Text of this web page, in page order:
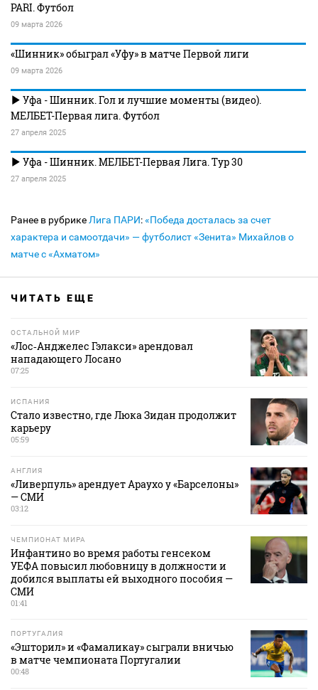
PARI. Футбол
09 марта 2026
«Шинник» обыграл «Уфу» в матче Первой лиги
09 марта 2026
Уфа - Шинник. Гол и лучшие моменты (видео).
МЕЛБЕТ-Первая лига. Футбол
27 апреля 2025
Уфа - Шинник. МЕЛБЕТ-Первая Лига. Тур 30
27 апреля 2025
Ранее в рубрике Лига ПАРИ:«Победа досталась за счет
характера и самоотдачи» — футболист «Зенита» Михайлов о
матче с «Ахматом»
ЧИТАТЬ ЕЩЕ
ОСТАЛЬНОЙ МИР
«Лос‑Анджелес Гэлакси» арендовал
нападающего Лосано
07:25
ИСПАНИЯ
Стало известно, где Люка Зидан продолжит
карьеру
05:59
АНГЛИЯ
«Ливерпуль» арендует Араухо у «Барселоны»
— СМИ
03:12
ЧЕМПИОНАТ МИРА
Инфантино во время работы генсеком
УЕФА повысил любовницу в должности и
добился выплаты ей выходного пособия —
СМИ
01:41
ПОРТУГАЛИЯ
«Эшторил» и «Фамаликау» сыграли вничью
в матче чемпионата Португалии
00:48